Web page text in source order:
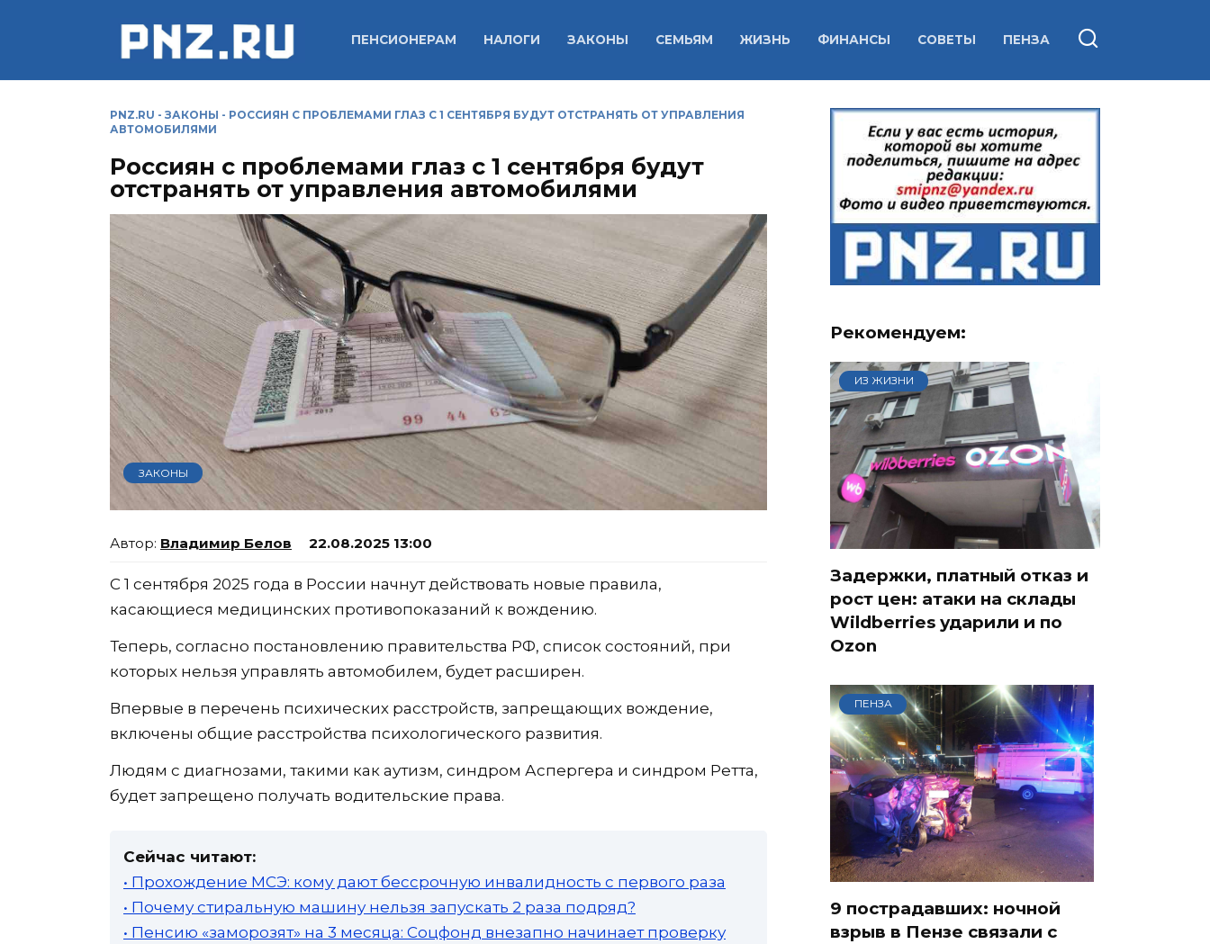
ПЕНСИОНЕРАМ НАЛОГИ ЗАКОНЫ СЕМЬЯМ ЖИЗНЬ ФИНАНСЫ СОВЕТЫ ПЕНЗА
PNZ.RU - ЗАКОНЫ - РОССИЯН С ПРОБЛЕМАМИ ГЛАЗ С 1 СЕНТЯБРЯ БУДУТ ОТСТРАНЯТЬ ОТ УПРАВЛЕНИЯ
АВТОМОБИЛЯМИ
Россиян с проблемами глаз с 1 сентября будут
отстранять от управления автомобилями
ЗАКОНЫ
Владимир Белов 22.08.2025 13:00
С 1 сентября 2025 года в России начнут действовать новые правила,
касающиеся медицинских противопоказаний к вождению.
Теперь, согласно постановлению правительства РФ, список состояний, при
которых нельзя управлять автомобилем, будет расширен.
Впервые в перечень психических расстройств, запрещающих вождение,
включены общие расстройства психологического развития.
Людям с диагнозами, такими как аутизм, синдром Аспергера и синдром Ретта,
будет запрещено получать водительские права.
Сейчас читают:
• Прохождение МСЭ: кому дают бессрочную инвалидность с первого раза
• Почему стиральную машину нельзя запускать 2 раза подряд?
• Пенсию «заморозят» на 3 месяца: Соцфонд внезапно начинает проверку
Рекомендуем:
ИЗ ЖИЗНИ
Задержки, платный отказ и
рост цен: атаки на склады
Wildberries ударили и по
Ozon
ПЕНЗА
9 пострадавших: ночной
взрыв в Пензе связали с